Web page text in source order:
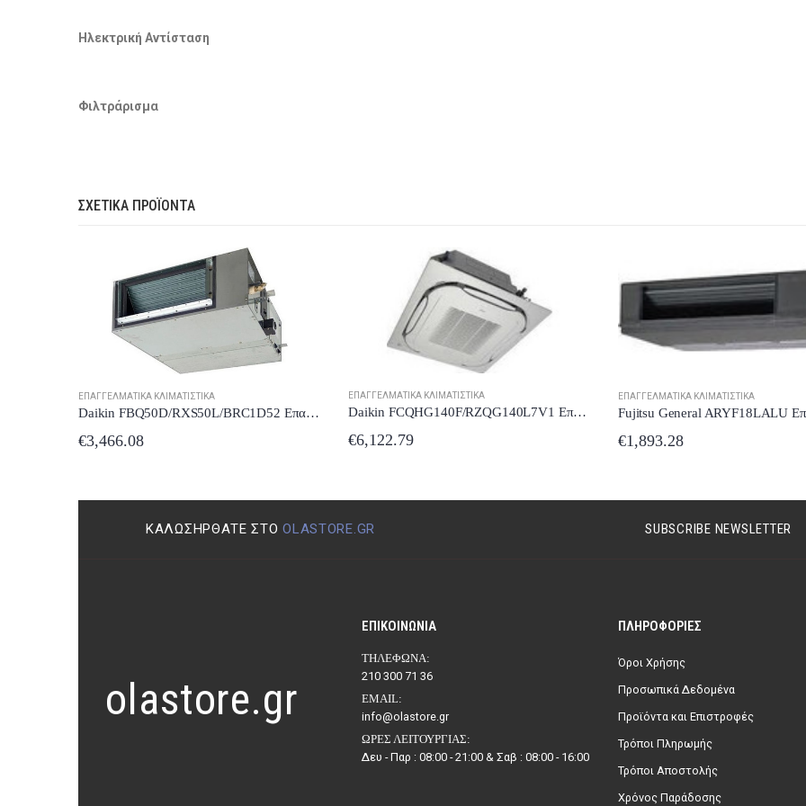
Ηλεκτρική Αντίσταση
Φιλτράρισμα
ΣΧΕΤΙΚΆ ΠΡΟΪΌΝΤΑ
ΕΠΑΓΓΕΛΜΑΤΙΚΆ ΚΛΙΜΑΤΙΣΤΙΚΆ
Daikin FBQ50D/RXS50L/BRC1D52 Επαγγελματικό Κλιματιστικό Inverter Καναλάτο 18000 BTU
€3,466.08
ΕΠΑΓΓΕΛΜΑΤΙΚΆ ΚΛΙΜΑΤΙΣΤΙΚΆ
Daikin FCQHG140F/RZQG140L7V1 Επαγγελματικό Κλιματιστικό Inverter Κασέτα 45000 BTU
€6,122.79
ΕΠΑΓΓΕΛΜΑΤΙΚΆ ΚΛΙΜΑΤΙΣΤΙΚΆ
€1,893.28
ΚΑΛΩΣΉΡΘΑΤΕ ΣΤΟOLASTORE.GR SUBSCRIBE NEWSLETTER
olastore.gr
ΕΠΙΚΟΙΝΩΝΊΑ
ΤΗΛΈΦΩΝΑ:
210 300 71 36
EMAIL:
info@olastore.gr
ΏΡΕΣ ΛΕΙΤΟΥΡΓΊΑΣ:
Δευ - Παρ : 08:00 - 21:00 & Σαβ : 08:00 - 16:00
ΠΛΗΡΟΦΟΡΊΕΣ
Όροι Χρήσης
Προσωπικά Δεδομένα
Προϊόντα και Επιστροφές
Τρόποι Πληρωμής
Τρόποι Αποστολής
Χρόνος Παράδοσης